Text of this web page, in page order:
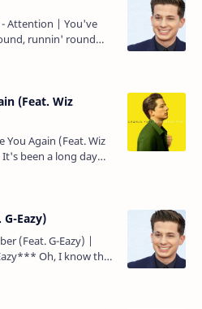
| You've
runnin' round
Kau telah
(Feat. Wiz
You Again (Feat. Wiz
terasa lama
Eazy)
(Feat. G-Eazy) |
tau aku akan